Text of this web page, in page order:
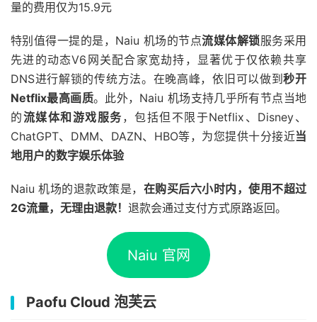
量的费用仅为15.9元
特别值得一提的是，Naiu 机场的节点流媒体解锁服务采用
先进的动态V6网关配合家宽劫持，显著优于仅依赖共享
DNS进行解锁的传统方法。在晚高峰，依旧可以做到秒开
Netflix最高画质。此外，Naiu 机场支持几乎所有节点当地
的流媒体和游戏服务 ，包括但不限于Netflix、Disney、
ChatGPT、DMM、DAZN、HBO等，为您提供十分接近当
地用户的数字娱乐体验
Naiu 机场的退款政策是， 在购买后六小时内，使用不超过
2G流量，无理由退款！ 退款会通过支付方式原路返回。
Naiu 官网
Paofu Cloud 泡芙云